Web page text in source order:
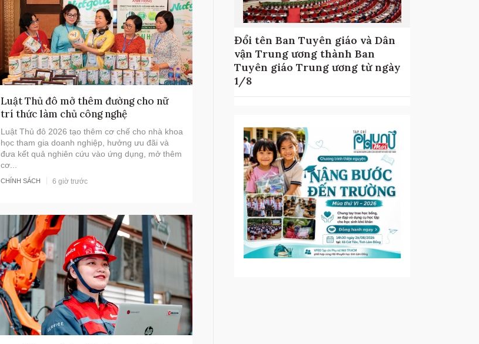
Luật Thủ đô mở thêm đường cho nữ
trí thức làm chủ công nghệ
Luật Thủ đô 2026 tạo thêm cơ chế cho nhà khoa
học tham gia doanh nghiệp, hưởng ưu đãi và
đưa kết quả nghiên cứu vào ứng dụng, mở thêm
cơ...
CHÍNH SÁCH 6 giờ trước
Bộ Chính trị yêu cầu giảm tối
thiểu 20% đầu mối cơ sở giáo dục
đại học công lập
Đổi tên Ban Tuyên giáo và Dân
vận Trung ương thành Ban
Tuyên giáo Trung ương từ ngày
1/8